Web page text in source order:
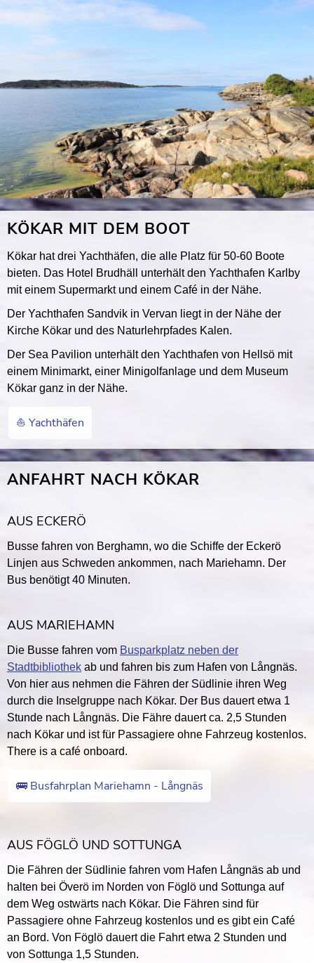
KÖKAR MIT DEM BOOT
Kökar hat drei Yachthäfen, die alle Platz für 50-60 Boote
bieten. Das Hotel Brudhäll unterhält den Yachthafen Karlby
mit einem Supermarkt und einem Café in der Nähe.
Der Yachthafen Sandvik in Vervan liegt in der Nähe der
Kirche Kökar und des Naturlehrpfades Kalen.
Der Sea Pavilion unterhält den Yachthafen von Hellsö mit
einem Minimarkt, einer Minigolfanlage und dem Museum
Kökar ganz in der Nähe.
⛵️ Yachthäfen
ANFAHRT NACH KÖKAR
AUS ECKERÖ
Busse fahren von Berghamn, wo die Schiffe der Eckerö
Linjen aus Schweden ankommen, nach Mariehamn. Der
Bus benötigt 40 Minuten.
AUS MARIEHAMN
Die Busse fahren vom Busparkplatz neben der
Stadtbibliothek ab und fahren bis zum Hafen von Långnäs.
Von hier aus nehmen die Fähren der Südlinie ihren Weg
durch die Inselgruppe nach Kökar. Der Bus dauert etwa 1
Stunde nach Långnäs. Die Fähre dauert ca. 2,5 Stunden
nach Kökar und ist für Passagiere ohne Fahrzeug kostenlos.
There is a café onboard.
🚌 Busfahrplan Mariehamn - Långnäs
AUS FÖGLÖ UND SOTTUNGA
Die Fähren der Südlinie fahren vom Hafen Långnäs ab und
halten bei Överö im Norden von Föglö und Sottunga auf
dem Weg ostwärts nach Kökar. Die Fähren sind für
Passagiere ohne Fahrzeug kostenlos und es gibt ein Café
an Bord. Von Föglö dauert die Fahrt etwa 2 Stunden und
von Sottunga 1,5 Stunden.